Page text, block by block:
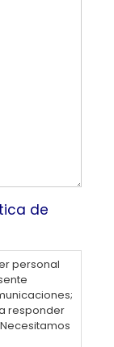
de
personal
responder